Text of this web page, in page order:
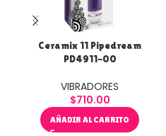
Ceramix 11 Pipedream
PD4911-00
VIBRADORES
$710.00
AÑADIR AL CARRITO